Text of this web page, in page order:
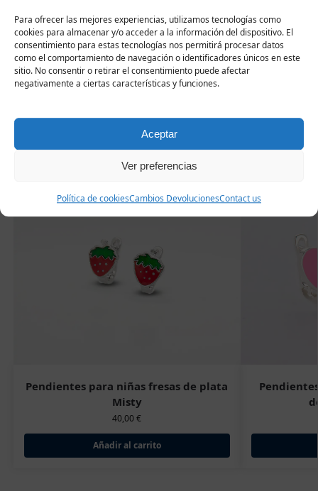
Para ofrecer las mejores experiencias, utilizamos tecnologías como
cookies para almacenar y/o acceder a la información del dispositivo. El
consentimiento para estas tecnologías nos permitirá procesar datos
como el comportamiento de navegación o identificadores únicos en este
sitio. No consentir o retirar el consentimiento puede afectar
negativamente a ciertas características y funciones.
Aceptar
Ver preferencias
Política de cookiesCambios DevolucionesContact us
Productos
Pendientes para niñas fresas de plata
Misty
40,00€
Añadir al carrito